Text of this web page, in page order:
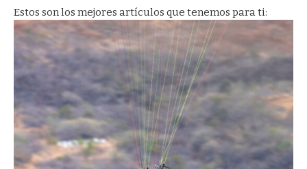
Estos son los mejores artículos que tenemos para ti: